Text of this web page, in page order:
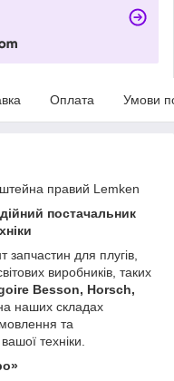
Оплата Умови
правий Lemken
постачальник
для плугів,
виробників, таких
Besson, Horsch,
на наших складах
та
техніки.